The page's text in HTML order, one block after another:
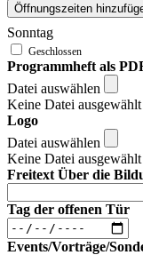
Öffnungszeiten
Sonntag
Programmheft als
Datei auswählen
Keine Datei ausgewählt
Logo
Datei auswählen
Keine Datei ausgewählt
Freitext Über die
Tag der offenen Tür
Events/Vorträge/